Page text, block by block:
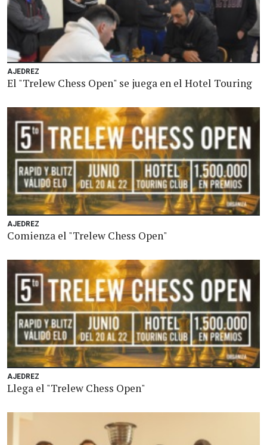
AJEDREZ
El "Trelew Chess Open" se juega en el Hotel Touring
AJEDREZ
Comienza el "Trelew Chess Open"
AJEDREZ
Llega el "Trelew Chess Open"